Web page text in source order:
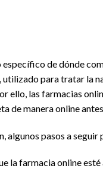
específico de dónde
para tratar la
ello, las farmacias
de manera online
algunos pasos a
la farmacia online